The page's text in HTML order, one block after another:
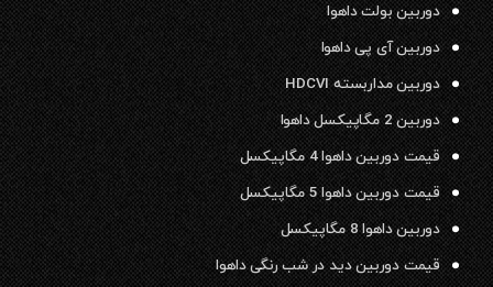
دوربین بولت داهوا
دوربین آی پی داهوا
دوربین مداربسته HDCVI
دوربین 2 مگاپیکسل داهوا
قیمت دوربین داهوا 4 مگاپیکسل
قیمت دوربین داهوا 5 مگاپیکسل
دوربین داهوا 8 مگاپیکسل
قیمت دوربین دید در شب رنگی داهوا